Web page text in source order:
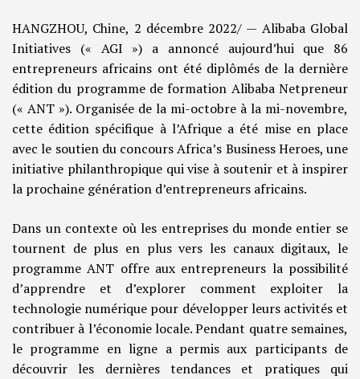
HANGZHOU, Chine, 2 décembre 2022/ — Alibaba Global
Initiatives (« AGI ») a annoncé aujourd’hui que 86
entrepreneurs africains ont été diplômés de la dernière
édition du programme de formation Alibaba Netpreneur
(« ANT »). Organisée de la mi-octobre à la mi-novembre,
cette édition spécifique à l’Afrique a été mise en place
avec le soutien du concours Africa’s Business Heroes, une
initiative philanthropique qui vise à soutenir et à inspirer
la prochaine génération d’entrepreneurs africains.
Dans un contexte où les entreprises du monde entier se
tournent de plus en plus vers les canaux digitaux, le
programme ANT offre aux entrepreneurs la possibilité
d’apprendre et d’explorer comment exploiter la
technologie numérique pour développer leurs activités et
contribuer à l’économie locale. Pendant quatre semaines,
le programme en ligne a permis aux participants de
découvrir les dernières tendances et pratiques qui